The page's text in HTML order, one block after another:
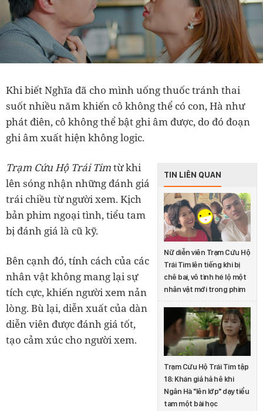
Khi biết Nghĩa đã cho mình uống thuốc tránh thai
suốt nhiều năm khiến cô không thể có con, Hà như
phát điên, cô không thể bật ghi âm được, do đó đoạn
ghi âm xuất hiện không logic.
TIN LIÊN QUAN
Nữ diễn viên Trạm Cứu Hộ
Trái Tim lên tiếng khi bị
chê bai, vô tình hé lộ một
nhân vật mới trong phim
Trạm Cứu Hộ Trái Tim tập
18: Khán giả hả hê khi
Ngân Hà "lên lớp" dạy tiểu
tam một bài học
Trạm Cứu Hộ Trái Timtừ khi
lên sóng nhận những đánh giá
trái chiều từ người xem. Kịch
bản phim ngoại tình, tiểu tam
bị đánh giá là cũ kỹ.
Bên cạnh đó, tính cách của các
nhân vật không mang lại sự
tích cực, khiến người xem nản
lòng. Bù lại, diễn xuất của dàn
diễn viên được đánh giá tốt,
tạo cảm xúc cho người xem.